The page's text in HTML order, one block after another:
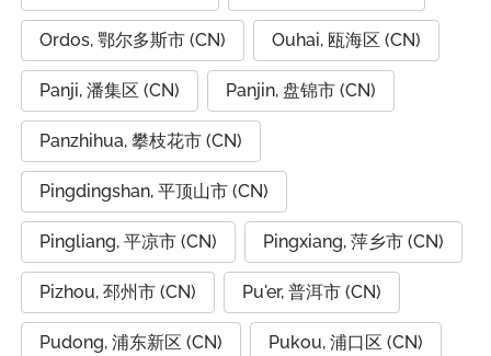
Ordos, 鄂尔多斯市 (CN) Ouhai, 瓯海区 (CN)
Panji, 潘集区 (CN) Panjin, 盘锦市 (CN)
Panzhihua, 攀枝花市 (CN)
Pingdingshan, 平顶山市 (CN)
Pingliang, 平凉市 (CN) Pingxiang, 萍乡市 (CN)
Pizhou, 邳州市 (CN) Pu'er, 普洱市 (CN)
Pudong, 浦东新区 (CN) Pukou, 浦口区 (CN)